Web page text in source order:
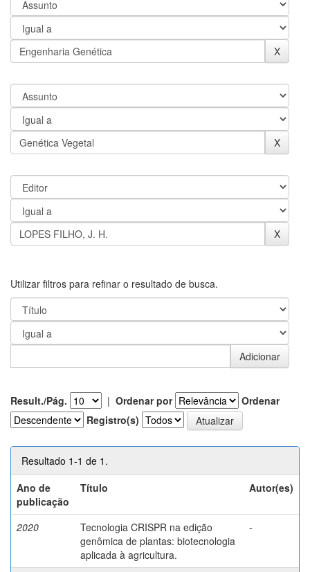
Utilizar filtros para refinar o resultado de busca.
Result./Pág. | Ordenar por
Ordenar
Registro(s)
Resultado 1-1 de 1.
Ano de
publicação
Título Autor(es)
2020
Tecnologia CRISPR na edição
genômica de plantas: biotecnologia
aplicada à agricultura.
-